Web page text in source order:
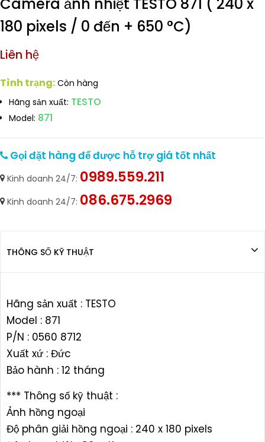
180 pixels / 0 đến + 650 °C)
Liên hệ
Tình trạng: Còn hàng
Hãng sản xuất: TESTO
Model: 871
Gọi đặt hàng để được hỗ trợ giá tốt nhất
Kinh doanh 24/7: 0989.559.211
Kinh doanh 24/7: 086.675.2969
THÔNG SỐ KỸ THUẬT
Hãng sản xuất : TESTO
Model : 871
P/N : 0560 8712
Xuất xứ : Đức
Bảo hành : 12 tháng
*** Thông số kỹ thuật :
Ảnh hồng ngoại
Độ phân giải hồng ngoại : 240 x 180 pixels